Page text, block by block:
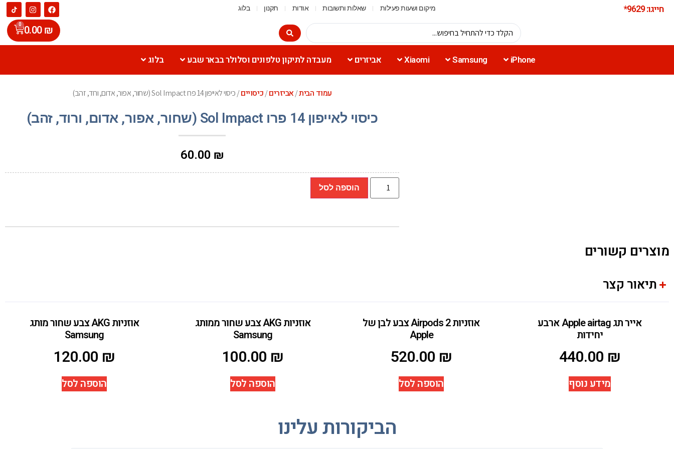
חייגו: 9629* מיקום ושעות פעילות שאלות ותשובות אודות תקנון בלוג
0.00₪
0
iPhone
Samsung
Xiaomi אביזרים מעבדה לתיקון טלפונים וסלולר בבאר שבע בלוג
עמוד הבית/אביזרים/כיסויים/ כיסוי לאייפון 14 פרו Sol Impact (שחור, אפור, אדום, ורוד, זהב)
כיסוי לאייפון 14 פרו Sol Impact (שחור, אפור, אדום, ורוד, זהב)
60.00 ₪
הוספה לסל
מוצרים קשורים
תיאור קצר
אייר תג Apple airtag ארבע
יחידות
440.00 ₪
מידע נוסף
אוזניות Airpods 2 צבע לבן של
Apple
520.00 ₪
הוספה לסל
אוזניות AKG צבע שחור ממותג
Samsung
100.00 ₪
הוספה לסל
אוזניות AKG צבע שחור מותג
Samsung
120.00 ₪
הוספה לסל
הביקורות עלינו